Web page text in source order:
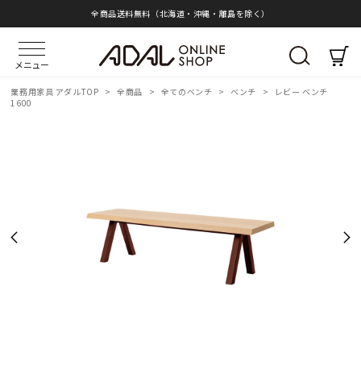
全商品送料無料（北海道・沖縄・離島を除く）
メニュー
業務用家具 アダルTOP > 全商品 > 全てのベンチ > ベンチ >
レビー ベンチ
1600